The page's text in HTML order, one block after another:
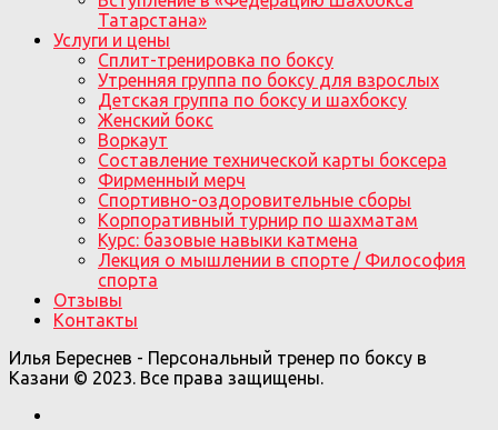
Татарстана»
Услуги и цены
Сплит-тренировка по боксу
Утренняя группа по боксу для взрослых
Детская группа по боксу и шахбоксу
Женский бокс
Воркаут
Составление технической карты боксера
Фирменный мерч
Спортивно-оздоровительные сборы
Корпоративный турнир по шахматам
Курс: базовые навыки катмена
Лекция о мышлении в спорте / Философия
спорта
Отзывы
Контакты
Илья Береснев - Персональный тренер по боксу в
Казани © 2023. Все права защищены.